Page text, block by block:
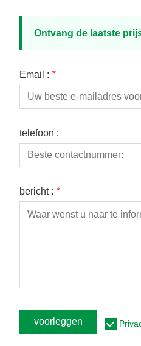
Ontvang de laatste
Email : *
telefoon :
bericht : *
voorleggen